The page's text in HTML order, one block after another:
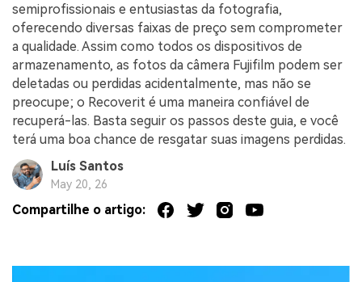
semiprofissionais e entusiastas da fotografia,
oferecendo diversas faixas de preço sem comprometer
a qualidade. Assim como todos os dispositivos de
armazenamento, as fotos da câmera Fujifilm podem ser
deletadas ou perdidas acidentalmente, mas não se
preocupe; o Recoverit é uma maneira confiável de
recuperá-las. Basta seguir os passos deste guia, e você
terá uma boa chance de resgatar suas imagens perdidas.
Luís Santos
May 20, 26
Compartilhe o artigo: